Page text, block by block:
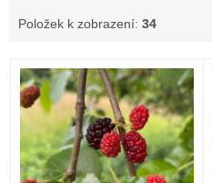
Položek k zobrazení: 34